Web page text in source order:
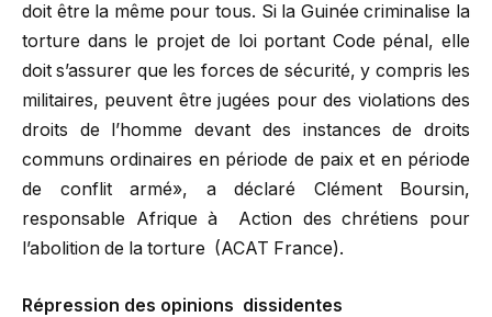
doit être la même pour tous. Si la Guinée criminalise la
torture dans le projet de loi portant Code pénal, elle
doit s’assurer que les forces de sécurité, y compris les
militaires, peuvent être jugées pour des violations des
droits de l’homme devant des instances de droits
communs ordinaires en période de paix et en période
de conflit armé», a déclaré Clément Boursin,
responsable Afrique à Action des chrétiens pour
l’abolition de la torture (ACAT France).
Répression des opinions dissidentes